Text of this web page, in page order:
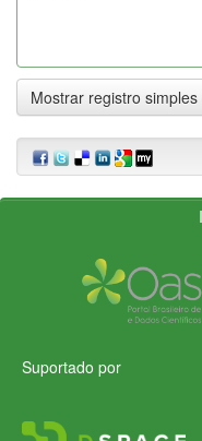
Mostrar registro simples
Suportado por